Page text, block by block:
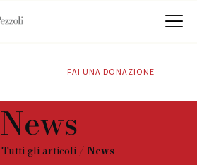
FAI UNA DONAZIONE
News
Tutti gli articoli News